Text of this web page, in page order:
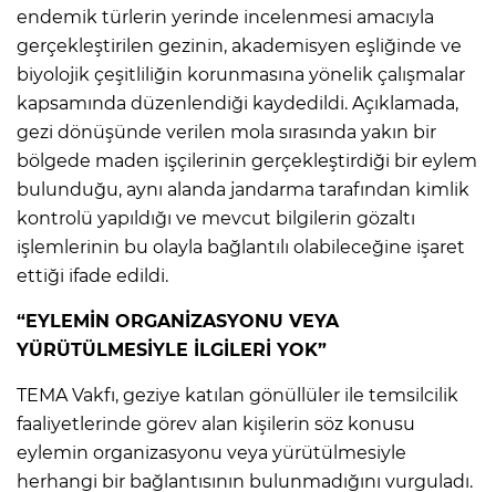
endemik türlerin yerinde incelenmesi amacıyla
gerçekleştirilen gezinin, akademisyen eşliğinde ve
biyolojik çeşitliliğin korunmasına yönelik çalışmalar
kapsamında düzenlendiği kaydedildi. Açıklamada,
gezi dönüşünde verilen mola sırasında yakın bir
bölgede maden işçilerinin gerçekleştirdiği bir eylem
bulunduğu, aynı alanda jandarma tarafından kimlik
kontrolü yapıldığı ve mevcut bilgilerin gözaltı
işlemlerinin bu olayla bağlantılı olabileceğine işaret
ettiği ifade edildi.
“EYLEMİN ORGANİZASYONU VEYA
YÜRÜTÜLMESİYLE İLGİLERİ YOK”
TEMA Vakfı, geziye katılan gönüllüler ile temsilcilik
faaliyetlerinde görev alan kişilerin söz konusu
eylemin organizasyonu veya yürütülmesiyle
herhangi bir bağlantısının bulunmadığını vurguladı.